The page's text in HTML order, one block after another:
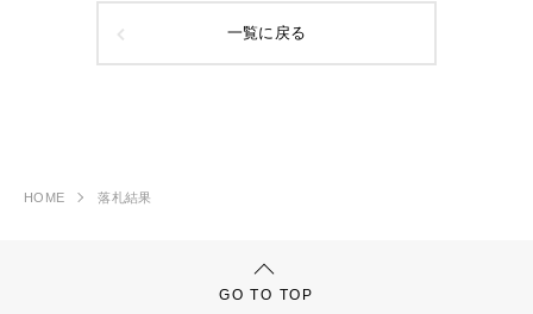
一覧に戻る
HOME 落札結果
GO TO TOP